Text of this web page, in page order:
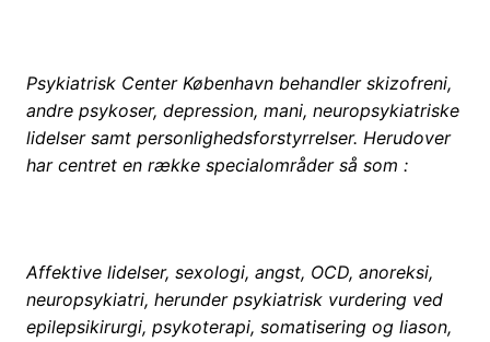
Psykiatrisk Center København behandler skizofreni,
andre psykoser, depression, mani, neuropsykiatriske
lidelser samt personlighedsforstyrrelser. Herudover
har centret en række specialområder så som :
Affektive lidelser, sexologi, angst, OCD, anoreksi,
neuropsykiatri, herunder psykiatrisk vurdering ved
epilepsikirurgi, psykoterapi, somatisering og liason,